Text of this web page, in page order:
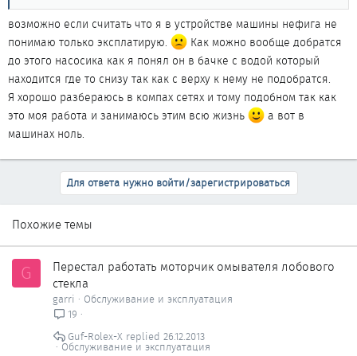
возможно если считать что я в устройстве машины нефига не
понимаю только эксплатирую.
Как можно вообще добратся
до этого насосика как я понял он в бачке с водой который
находится где то снизу так как с верху к нему не подобратся.
Я хорошо разбераюсь в компах сетях и тому подобном так как
это моя работа и занимаюсь этим всю жизнь
а вот в
машинах ноль.
Для ответа нужно войти/зарегистрироваться
Похожие темы
G
Перестал работать моторчик омывателя лобового
стекла
garri
Обслуживание и эксплуатация
19
Обслуживание и эксплуатация
26.12.2013
Guf-Rolex-X